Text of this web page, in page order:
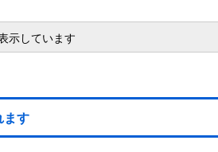
しています
ます